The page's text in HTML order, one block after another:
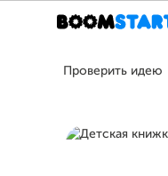
Проверить идею